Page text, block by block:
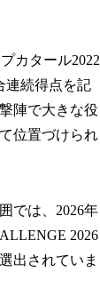
カタール2022
連続得点を記
陣で大きな役
位置づけられ
では、2026年
2026
出されていま